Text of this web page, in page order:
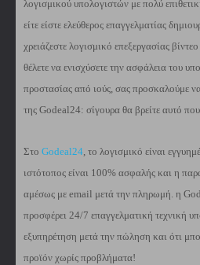
λογισμικού υπολογιστών με πολύ
είτε είστε ελεύθερος επαγγελματίας
χρειάζεστε λογισμικό επεξεργασίας
θέλετε να ενισχύσετε την ασφάλεια του
προστασίας από ιούς, σας προσκαλούμε
της Godeal24: σίγουρα θα βρείτε αυτό που
Στο Godeal24 , το λογισμικό είναι
ιστότοπος είναι 100% ασφαλής και η
αμέσως με email μετά την πληρωμή. η
προσφέρει 24/7 επαγγελματική τεχνική
εξυπηρέτηση μετά την πώληση και ότι
προϊόν χωρίς προβλήματα!